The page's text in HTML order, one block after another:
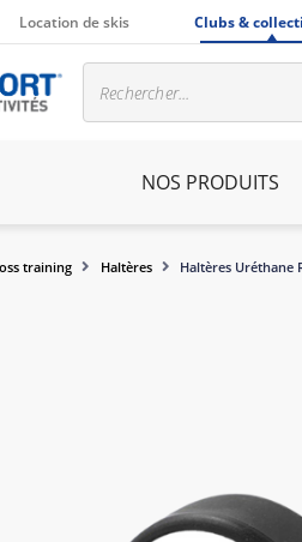
Location de skis Clubs &
NOS PRODUITS
training Haltères Haltères Uréthane